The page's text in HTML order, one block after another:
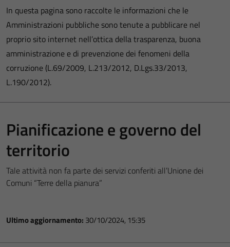
In questa pagina sono raccolte le informazioni che le
Amministrazioni pubbliche sono tenute a pubblicare nel
proprio sito internet nell’ottica della trasparenza, buona
amministrazione e di prevenzione dei fenomeni della
corruzione (L.69/2009, L.213/2012, D.Lgs.33/2013,
L.190/2012).
Pianificazione e governo del
territorio
Tale attività non fa parte dei servizi conferiti all’Unione dei
Comuni “Terre della pianura”
Ultimo aggiornamento: 30/10/2024, 15:35